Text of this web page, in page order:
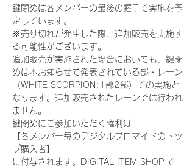
鍵閉めは各メンバーの最後の握手で実施を予
定しています。
※売り切れが発生した際、追加販売を実施す
る可能性がございます。
追加販売が実施された場合においても、鍵閉
めは本お知らせで発表されている部・レーン
（WHITE SCORPION:1部2部）での実施と
なります。追加販売されたレーンでは行われ
ません。
鍵閉めにご参加いただく権利は
【各メンバー毎のデジタルブロマイドのトッ
プ購入者】
に付与されます。DIGITAL ITEM SHOP で